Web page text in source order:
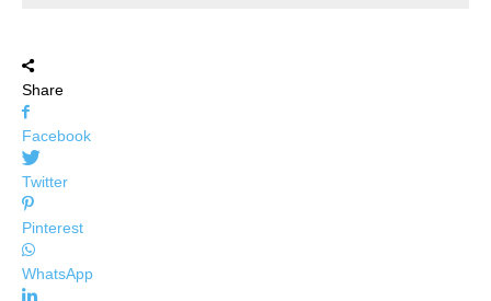
Share
Facebook
Twitter
Pinterest
WhatsApp